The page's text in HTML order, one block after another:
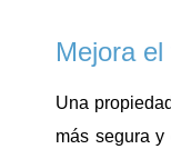
Mejora
Una
más segura y